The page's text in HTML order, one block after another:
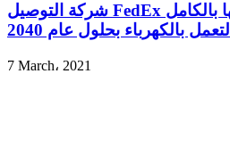
شركة التوصيل FedEx تخطط لتحويل مركباتها بالكامل
لتعمل بالكهرباء بحلول عام 2040
7 March، 2021